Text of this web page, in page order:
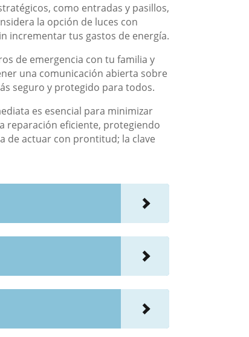
como entradas y pasillos,
la opción de luces con
incrementar tus gastos de energía.
de emergencia con tu familia y
una comunicación abierta sobre
seguro y protegido para todos.
es esencial para minimizar
reparación eficiente, protegiendo
de actuar con prontitud; la clave